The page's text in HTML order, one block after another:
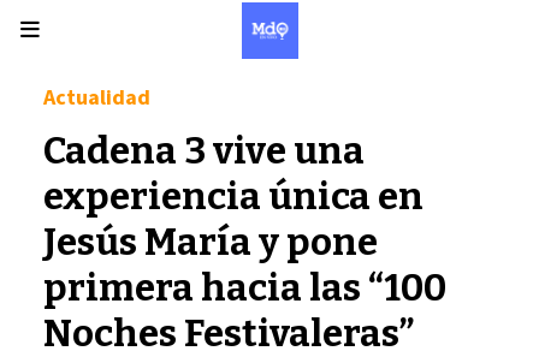
Cadena 3 vive una
experiencia única en
Jesús María y pone
primera hacia las “100
Noches Festivaleras”
Actualidad